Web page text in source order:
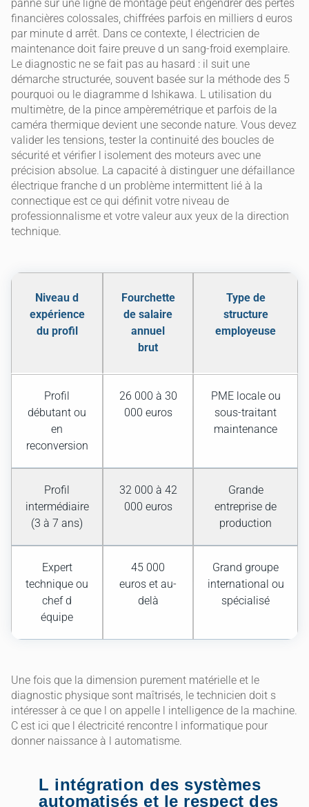
panne sur une ligne de montage peut engendrer des pertes
financières colossales, chiffrées parfois en milliers d euros
par minute d arrêt. Dans ce contexte, l électricien de
maintenance doit faire preuve d un sang-froid exemplaire.
Le diagnostic ne se fait pas au hasard : il suit une
démarche structurée, souvent basée sur la méthode des 5
pourquoi ou le diagramme d Ishikawa. L utilisation du
multimètre, de la pince ampèremétrique et parfois de la
caméra thermique devient une seconde nature. Vous devez
valider les tensions, tester la continuité des boucles de
sécurité et vérifier l isolement des moteurs avec une
précision absolue. La capacité à distinguer une défaillance
électrique franche d un problème intermittent lié à la
connectique est ce qui définit votre niveau de
professionnalisme et votre valeur aux yeux de la direction
technique.
Niveau d
expérience
du profil
Fourchette
de salaire
annuel
brut
Type de
structure
employeuse
Profil
débutant ou
en
reconversion
26 000 à 30
000 euros
PME locale ou
sous-traitant
maintenance
Profil
intermédiaire
(3 à 7 ans)
32 000 à 42
000 euros
Grande
entreprise de
production
Expert
technique ou
chef d
équipe
45 000
euros et au-
delà
Grand groupe
international ou
spécialisé
Une fois que la dimension purement matérielle et le
diagnostic physique sont maîtrisés, le technicien doit s
intéresser à ce que l on appelle l intelligence de la machine.
C est ici que l électricité rencontre l informatique pour
donner naissance à l automatisme.
L intégration des systèmes
automatisés et le respect des